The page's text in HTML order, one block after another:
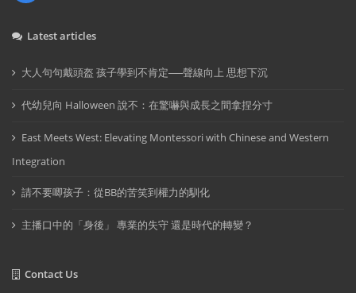
Latest articles
大人句句戴頭盔 孩子學到不肯定──聲線向上 思想下沉
代幼兒向 Halloween 說不：在驚嚇與成長之間拿捏分寸
East Meets West: Elevating Montessori with Chinese and Western
Integration
請不要唧孩子：從BB的苦笑到權力的馴化
主播口中的「身後」 專業的失守 還是時代的轉變？
Contact Us